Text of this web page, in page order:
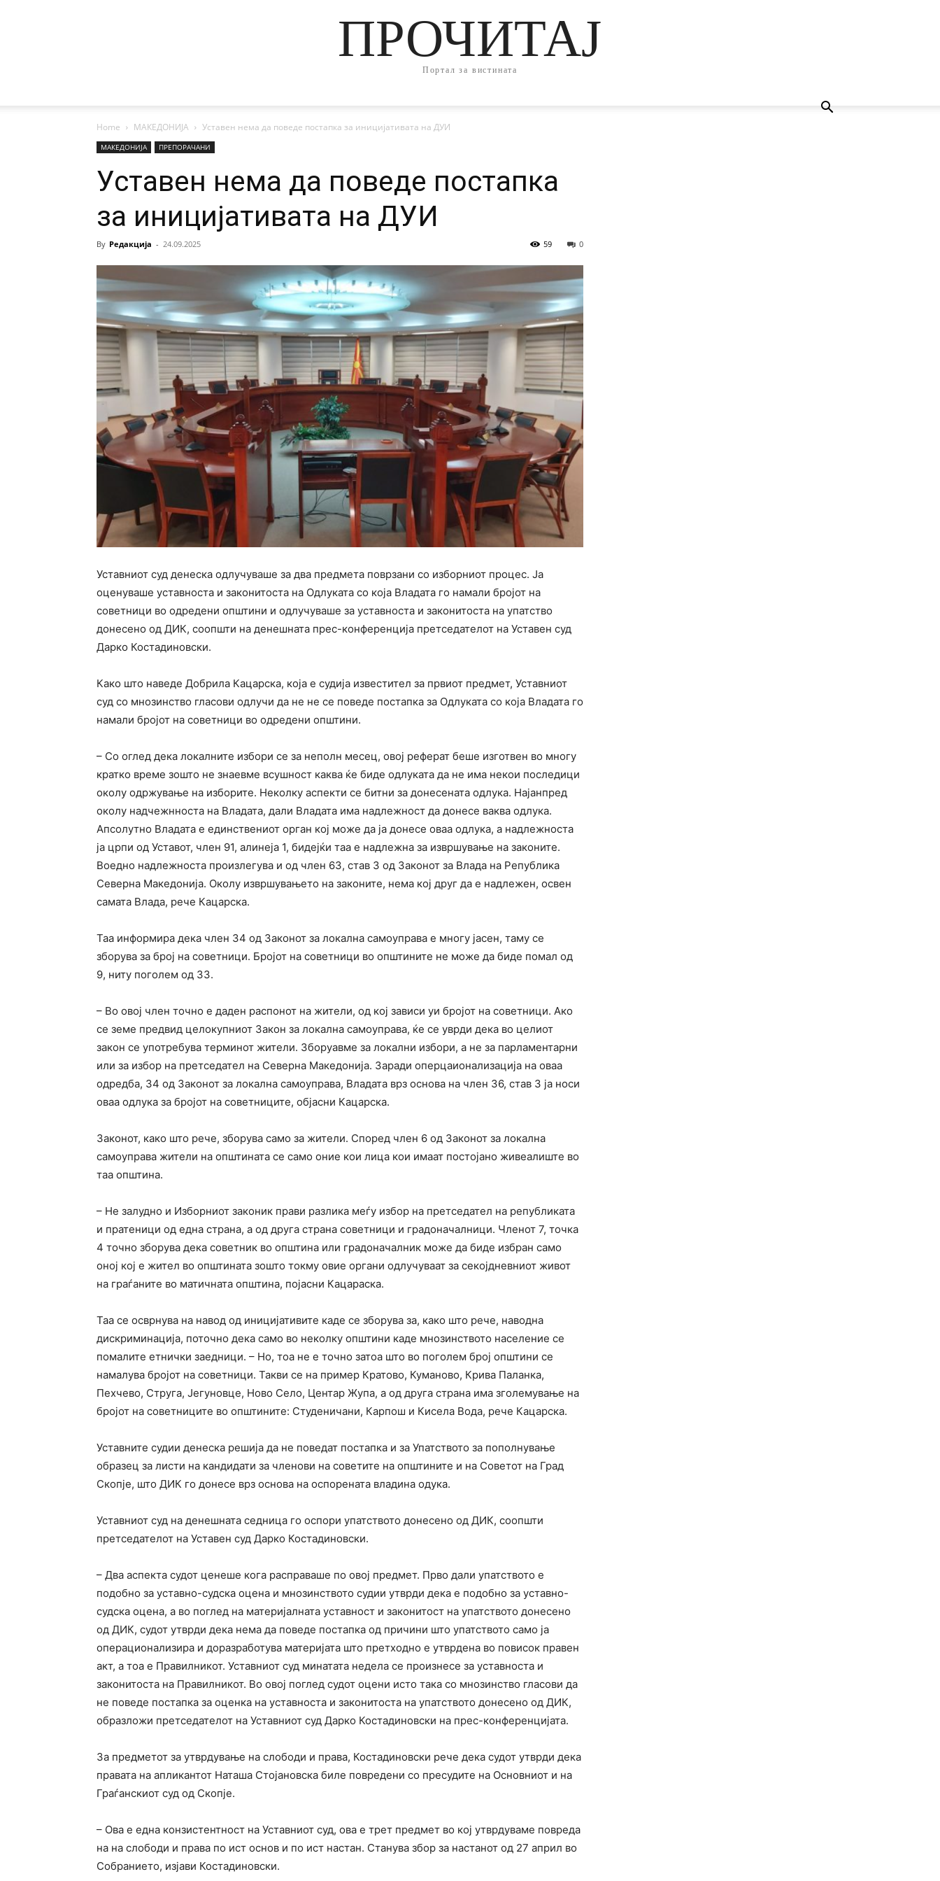
ПРОЧИТАЈ
Портал за вистината
Home МАКЕДОНИЈА Уставен нема да поведе постапка за иницијативата на ДУИ
МАКЕДОНИЈА ПРЕПОРАЧАНИ
Уставен нема да поведе постапка
за иницијативата на ДУИ
By Редакција - 24.09.2025 0
59
Уставниот суд денеска одлучуваше за два предмета поврзани со изборниот процес. Ја
оценуваше уставноста и законитоста на Одлуката со која Владата го намали бројот на
советници во одредени општини и одлучуваше за уставноста и законитоста на упатство
донесено од ДИК, соопшти на денешната прес-конференција претседателот на Уставен суд
Дарко Костадиновски.
Како што наведе Добрила Кацарска, која е судија известител за првиот предмет, Уставниот
суд со мнозинство гласови одлучи да не не се поведе постапка за Одлуката со која Владата го
намали бројот на советници во одредени општини.
– Со оглед дека локалните избори се за неполн месец, овој реферат беше изготвен во многу
кратко време зошто не знаевме всушност каква ќе биде одлуката да не има некои последици
околу одржување на изборите. Неколку аспекти се битни за донесената одлука. Најанпред
околу надчежнноста на Владата, дали Владата има надлежност да донесе ваква одлука.
Апсолутно Владата е единствениот орган кој може да ја донесе оваа одлука, а надлежноста
ја црпи од Уставот, член 91, алинеја 1, бидејќи таа е надлежна за извршување на законите.
Воедно надлежноста произлегува и од член 63, став 3 од Законот за Влада на Република
Северна Македонија. Околу извршувањето на законите, нема кој друг да е надлежен, освен
самата Влада, рече Кацарска.
Таа информира дека член 34 од Законот за локална самоуправа е многу јасен, таму се
зборува за број на советници. Бројот на советници во општините не може да биде помал од
9, ниту поголем од 33.
– Во овој член точно е даден распонот на жители, од кој зависи уи бројот на советници. Ако
се земе предвид целокупниот Закон за локална самоуправа, ќе се уврди дека во целиот
закон се употребува терминот жители. Зборуавме за локални избори, а не за парламентарни
или за избор на претседател на Северна Македонија. Заради оперцаионализација на оваа
одредба, 34 од Законот за локална самоуправа, Владата врз основа на член 36, став 3 ја носи
оваа одлука за бројот на советниците, објасни Кацарска.
Законот, како што рече, зборува само за жители. Според член 6 од Законот за локална
самоуправа жители на општината се само оние кои лица кои имаат постојано живеалиште во
таа општина.
– Не залудно и Изборниот законик прави разлика меѓу избор на претседател на републиката
и пратеници од една страна, а од друга страна советници и градоначалници. Членот 7, точка
4 точно зборува дека советник во општина или градоначалник може да биде избран само
оној кој е жител во општината зошто токму овие органи одлучуваат за секојдневниот живот
на граѓаните во матичната општина, појасни Кацараска.
Таа се осврнува на навод од иницијативите каде се зборува за, како што рече, наводна
дискриминација, поточно дека само во неколку општини каде мнозинството население се
помалите етнички заедници. – Но, тоа не е точно затоа што во поголем број општини се
намалува бројот на советници. Такви се на пример Кратово, Куманово, Крива Паланка,
Пехчево, Струга, Јегуновце, Ново Село, Центар Жупа, а од друга страна има зголемување на
бројот на советниците во општините: Студеничани, Карпош и Кисела Вода, рече Кацарска.
Уставните судии денеска решија да не поведат постапка и за Упатството за пополнување
образец за листи на кандидати за членови на советите на општините и на Советот на Град
Скопје, што ДИК го донесе врз основа на оспорената владина одука.
Уставниот суд на денешната седница го оспори упатството донесено од ДИК, соопшти
претседателот на Уставен суд Дарко Костадиновски.
– Два аспекта судот ценеше кога расправаше по овој предмет. Прво дали упатството е
подобно за уставно-судска оцена и мнозинството судии утврди дека е подобно за уставно-
судска оцена, а во поглед на материјалната уставност и законитост на упатството донесено
од ДИК, судот утврди дека нема да поведе постапка од причини што упатството само ја
операционализира и доразработува материјата што претходно е утврдена во повисок правен
акт, а тоа е Правилникот. Уставниот суд минатата недела се произнесе за уставноста и
законитоста на Правилникот. Во овој поглед судот оцени исто така со мнозинство гласови да
не поведе постапка за оценка на уставноста и законитоста на упатството донесено од ДИК,
образложи претседателот на Уставниот суд Дарко Костадиновски на прес-конференцијата.
За предметот за утврдување на слободи и права, Костадиновски рече дека судот утврди дека
правата на апликантот Наташа Стојановска биле повредени со пресудите на Основниот и на
Граѓанскиот суд од Скопје.
– Ова е една конзистентност на Уставниот суд, ова е трет предмет во кој утврдуваме повреда
на на слободи и права по ист основ и по ист настан. Станува збор за настанот од 27 април во
Собранието, изјави Костадиновски.